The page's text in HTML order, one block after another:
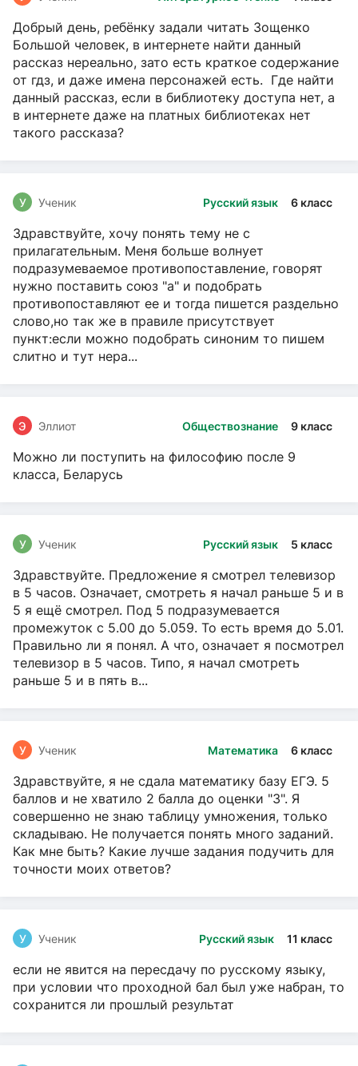
Добрый день, ребёнку задали читать Зощенко
Большой человек, в интернете найти данный
рассказ нереально, зато есть краткое содержание
от гдз, и даже имена персонажей есть. Где найти
данный рассказ, если в библиотеку доступа нет, а
в интернете даже на платных библиотеках нет
такого рассказа?
Русский язык 6 класс
У Ученик
Здравствуйте, хочу понять тему не с
прилагательным. Меня больше волнует
подразумеваемое противопоставление, говорят
нужно поставить союз "а" и подобрать
противопоставляют ее и тогда пишется раздельно
слово,но так же в правиле присутствует
пункт:если можно подобрать синоним то пишем
слитно и тут нера...
Обществознание 9 класс
Э Эллиот
Можно ли поступить на философию после 9
класса, Беларусь
Русский язык 5 класс
У Ученик
Здравствуйте. Предложение я смотрел телевизор
в 5 часов. Означает, смотреть я начал раньше 5 и в
5 я ещё смотрел. Под 5 подразумевается
промежуток с 5.00 до 5.059. То есть время до 5.01.
Правильно ли я понял. А что, означает я посмотрел
телевизор в 5 часов. Типо, я начал смотреть
раньше 5 и в пять в...
Математика 6 класс
У Ученик
Здравствуйте, я не сдала математику базу ЕГЭ. 5
баллов и не хватило 2 балла до оценки "3". Я
совершенно не знаю таблицу умножения, только
складываю. Не получается понять много заданий.
Как мне быть? Какие лучше задания подучить для
точности моих ответов?
Русский язык 11 класс
У Ученик
если не явится на пересдачу по русскому языку,
при условии что проходной бал был уже набран, то
сохранится ли прошлый результат